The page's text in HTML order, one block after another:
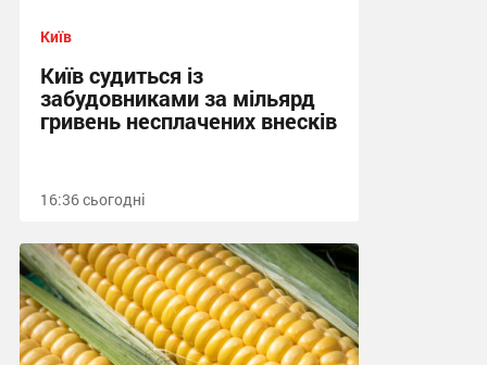
Київ
Київ судиться із
забудовниками за мільярд
гривень несплачених внесків
16:36 сьогодні